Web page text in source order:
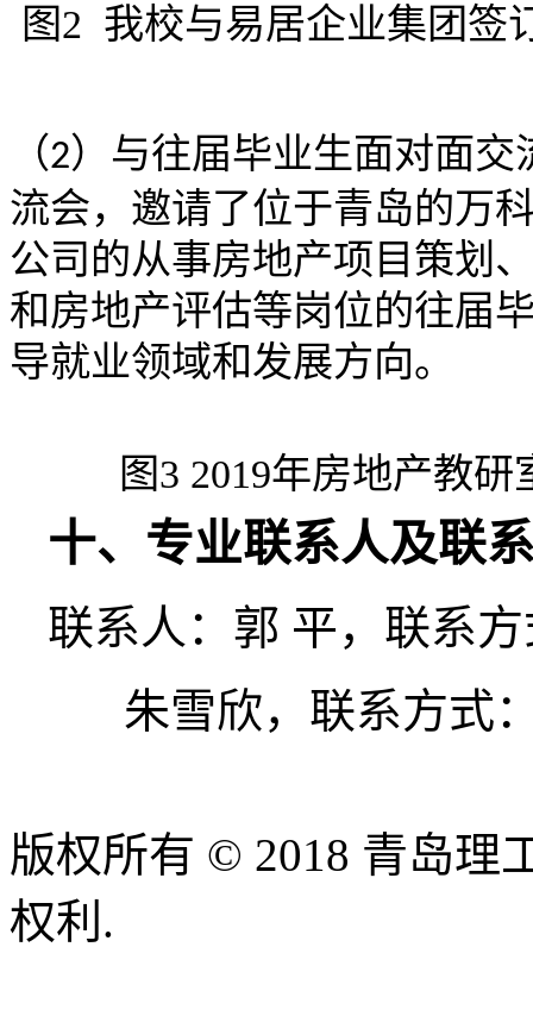
图2 我校与易居企业集团签
（2）与往届毕业生面对面交
流会，邀请了位于青岛的万
公司的从事房地产项目策划
和房地产评估等岗位的往届
导就业领域和发展方向。
图3 2019年房地产教
十、专业联系人及联
联系人： 郭 平， 联系
朱雪欣， 联系方式
版权所有 © 2018 青岛理
权利.